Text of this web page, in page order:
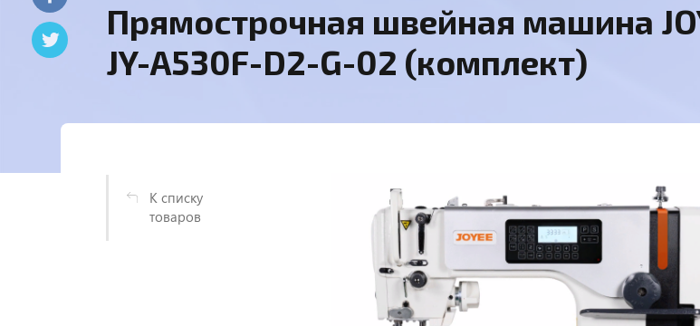
Прямострочная швейная машина
JY-A530F-D2-G-02 (комплект)
К списку
товаров